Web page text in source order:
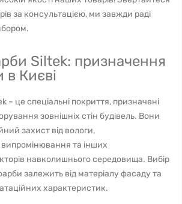
за консультацією, ми завжди раді
Siltek: призначення
в Києві
– це спеціальні покриття, призначені
зовнішніх стін будівель. Вони
захист від вологи,
випромінювання та інших
навколишнього середовища. Вибір
залежить від матеріалу фасаду та
характеристик.